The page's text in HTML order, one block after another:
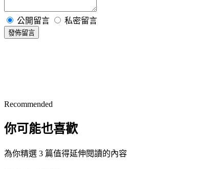
公開留言 私密留言
發佈留言
Recommended
你可能也喜歡
為你精選 3 篇值得延伸閱讀的內容